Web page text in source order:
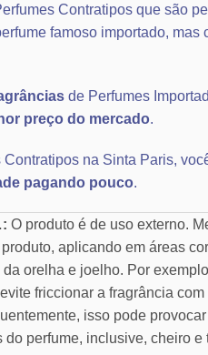
Contratipos que são
famoso importado, mas
de Perfumes
preço do mercado.
na Sinta Paris,
pagando pouco.
O produto é de uso externo.
aplicando em áreas
orelha e joelho. Por
friccionar a fragrância
isso pode
perfume, inclusive, cheiro e